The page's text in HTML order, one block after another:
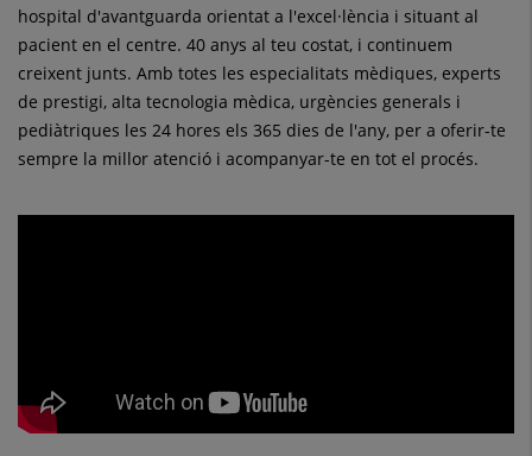
hospital d'avantguarda orientat a l'excel·lència i situant al
pacient en el centre. 40 anys al teu costat, i continuem
creixent junts. Amb totes les especialitats mèdiques, experts
de prestigi, alta tecnologia mèdica, urgències generals i
pediàtriques les 24 hores els 365 dies de l'any, per a oferir-te
sempre la millor atenció i acompanyar-te en tot el procés.